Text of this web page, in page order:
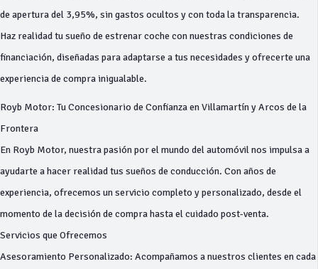
de apertura del 3,95%, sin gastos ocultos y con toda la transparencia.
Haz realidad tu sueño de estrenar coche con nuestras condiciones de
financiación, diseñadas para adaptarse a tus necesidades y ofrecerte una
experiencia de compra inigualable.
Royb Motor: Tu Concesionario de Confianza en Villamartín y Arcos de la
Frontera
En Royb Motor, nuestra pasión por el mundo del automóvil nos impulsa a
ayudarte a hacer realidad tus sueños de conducción. Con años de
experiencia, ofrecemos un servicio completo y personalizado, desde el
momento de la decisión de compra hasta el cuidado post-venta.
Servicios que Ofrecemos
Asesoramiento Personalizado: Acompañamos a nuestros clientes en cada